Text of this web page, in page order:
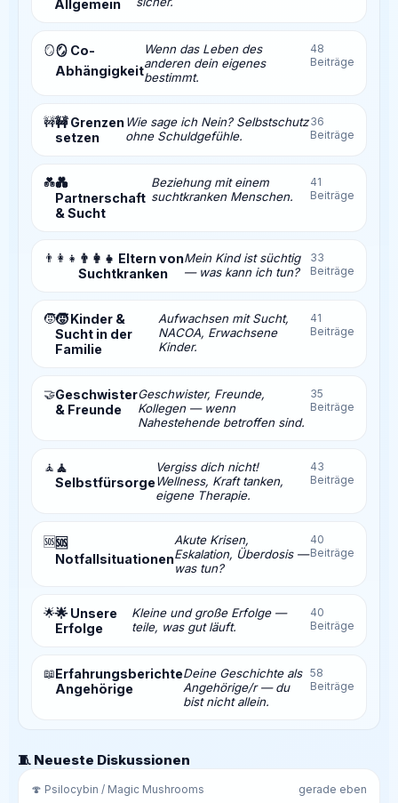
Allgemein
🪞🪞 Co-
Abhängigkeit
Wenn das Leben des
anderen dein eigenes
bestimmt.
48
Beiträge
🚧🚧 Grenzen
setzen
Wie sage ich Nein? Selbstschutz
ohne Schuldgefühle.
36
Beiträge
💑💑
Partnerschaft
& Sucht
Beziehung mit einem
suchtkranken Menschen.
41
Beiträge
👨‍👩‍👧 👨‍👩‍👧 Eltern von
Suchtkranken
Mein Kind ist süchtig
— was kann ich tun?
33
Beiträge
🧒🧒 Kinder &
Sucht in der
Familie
Aufwachsen mit Sucht,
NACOA, Erwachsene
Kinder.
41
Beiträge
🤝Geschwister
& Freunde
Geschwister, Freunde,
Kollegen — wenn
Nahestehende betroffen sind.
35
Beiträge
🧘 🧘
Selbstfürsorge
Vergiss dich nicht!
Wellness, Kraft tanken,
eigene Therapie.
43
Beiträge
🆘🆘
Notfallsituationen
Akute Krisen,
Eskalation, Überdosis —
was tun?
40
Beiträge
🌟🌟 Unsere
Erfolge
Kleine und große Erfolge —
teile, was gut läuft.
40
Beiträge
📖Erfahrungsberichte
Angehörige
Deine Geschichte als
Angehörige/r — du
bist nicht allein.
58
Beiträge
🧵 Neueste Diskussionen
🍄 Psilocybin / Magic Mushrooms gerade eben